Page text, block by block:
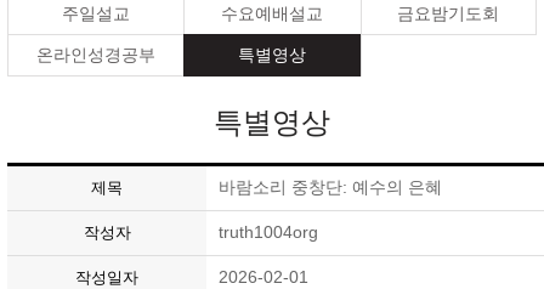
주일설교 수요예배설교 금요밤기도회
온라인성경공부 특별영상
특별영상
제목 바람소리 중창단: 예수의 은혜
작성자 truth1004org
작성일자 2026-02-01